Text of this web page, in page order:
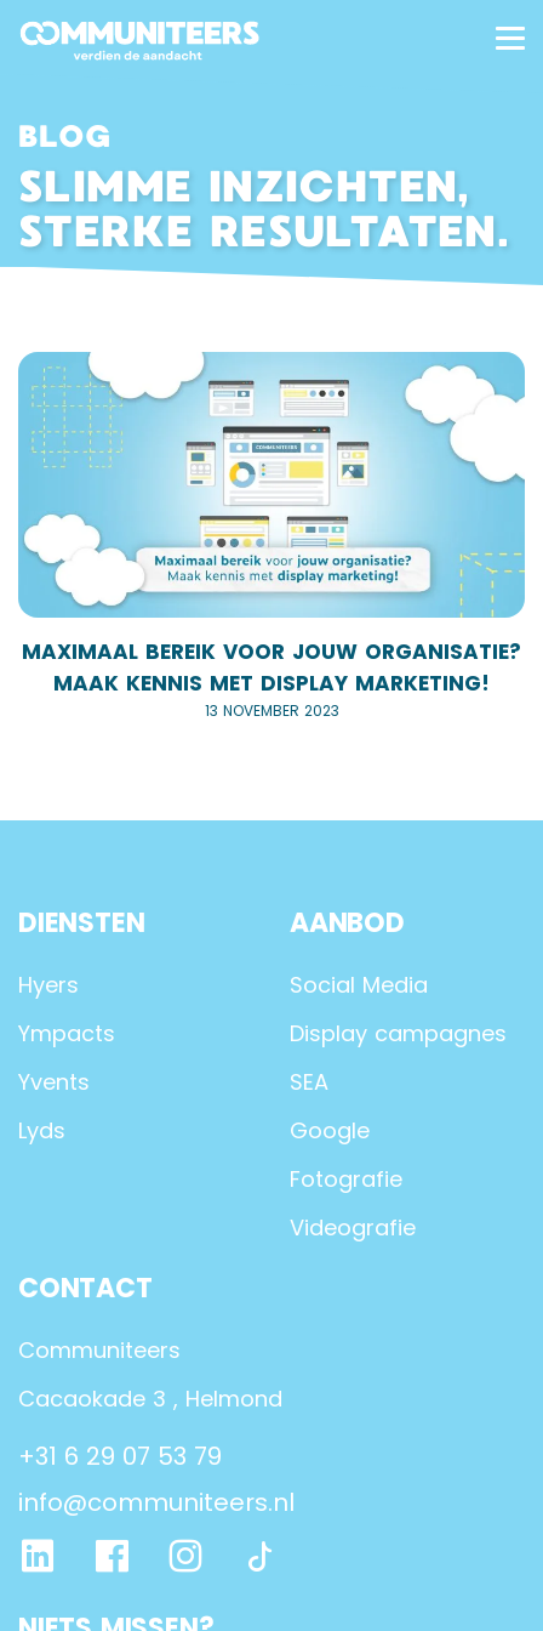
BLOG
SLIMME INZICHTEN,
STERKE RESULTATEN.
MAXIMAAL BEREIK VOOR JOUW ORGANISATIE?
MAAK KENNIS MET DISPLAY MARKETING!
13 NOVEMBER 2023
DIENSTEN
Hyers
Ympacts
Yvents
Lyds
AANBOD
Social Media
Display campagnes
SEA
Google
Fotografie
Videografie
CONTACT
Communiteers
Cacaokade 3 , Helmond
+31 6 29 07 53 79
info@communiteers.nl